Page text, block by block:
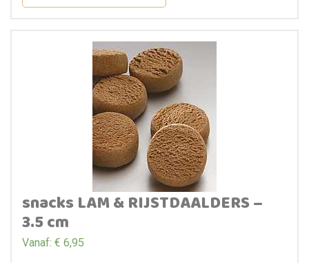
snacks LAM & RIJSTDAALDERS –
3.5 cm
Vanaf: € 6,95